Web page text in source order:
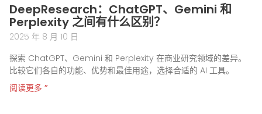
DeepResearch：ChatGPT、Gemini 和
Perplexity 之间有什么区别？
2025 年 8 月 10 日
探索 ChatGPT、Gemini 和 Perplexity 在商业研究领域的差异。
比较它们各自的功能、优势和最佳用途，选择合适的 AI 工具。
阅读更多 ”